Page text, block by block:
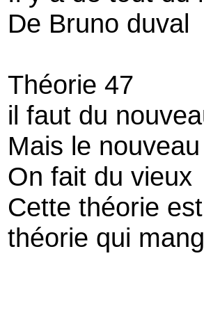
De Bruno duval
Théorie 47
il faut du
Mais le
On fait du vieux
Cette théorie
théorie qui